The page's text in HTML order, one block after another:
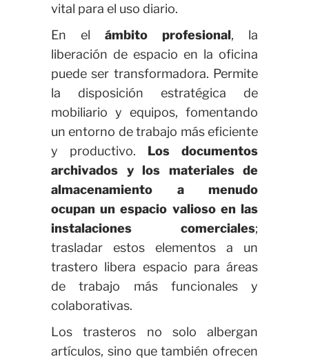
vital para el uso diario.
En el ámbito profesional, la
liberación de espacio en la oficina
puede ser transformadora. Permite
la disposición estratégica de
mobiliario y equipos, fomentando
un entorno de trabajo más eficiente
y productivo. Los documentos
archivados y los materiales de
almacenamiento a menudo
ocupan un espacio valioso en las
instalaciones comerciales;
trasladar estos elementos a un
trastero libera espacio para áreas
de trabajo más funcionales y
colaborativas.
Los trasteros no solo albergan
artículos, sino que también ofrecen